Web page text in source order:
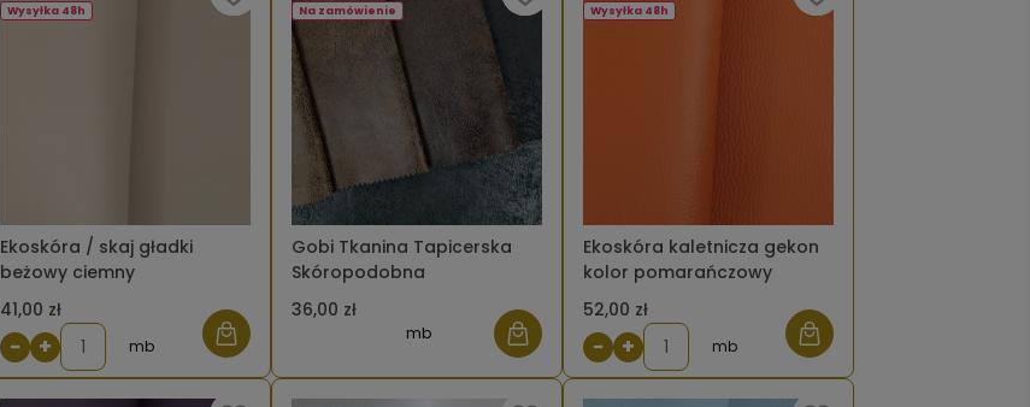
Ekoskóra / skaj gładki
beżowy ciemny
41,00 zł
Wysyłka 48h
− + mb
Gobi Tkanina Tapicerska
Skóropodobna
36,00 zł
Na zamówienie
mb
Ekoskóra kaletnicza gekon
kolor pomarańczowy
52,00 zł
Wysyłka 48h
− + mb